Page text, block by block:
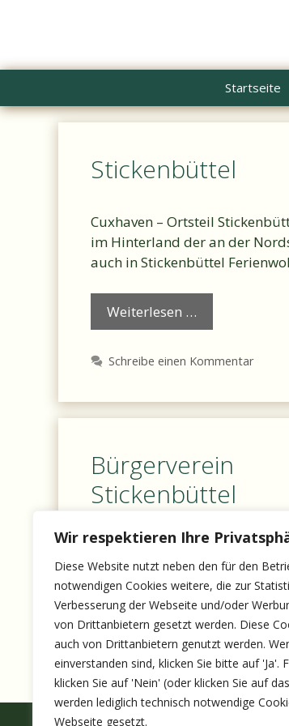
Wir respektieren Ihre
Diese Website nutzt neben den für den
notwendigen Cookies weitere, die zur
Verbesserung der Webseite und/oder
von Drittanbietern gesetzt werden. Diese
auch von Drittanbietern genutzt werden.
einverstanden sind, klicken Sie bitte auf 'Ja'.
klicken Sie auf 'Nein' (oder klicken Sie auf
werden lediglich technisch notwendige
Webseite gesetzt.
Startseite
Stickenbüttel
Cuxhaven – Ortsteil
im Hinterland der an der
auch in Stickenbüttel
Weiterlesen …
Schreibe einen Kommentar
Bürgerverein
Stickenbüttel
Sie finden die Webseite des
Stickenbüttel unter diesem
https://stickenbuettel.info
Schreibe einen Kommentar